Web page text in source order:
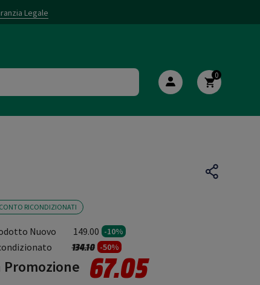
Legale
0
RICONDIZIONATI
Nuovo 149.00 -10%
Prezzo ridotto da
134.10a-50%
Promozione 67.05